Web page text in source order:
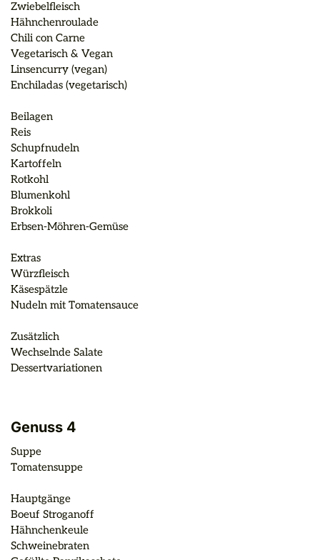
Zwiebelfleisch
Hähnchenroulade
Chili con Carne
Vegetarisch & Vegan
Linsencurry (vegan)
Enchiladas (vegetarisch)
Beilagen
Reis
Schupfnudeln
Kartoffeln
Rotkohl
Blumenkohl
Brokkoli
Erbsen-Möhren-Gemüse
Extras
Würzfleisch
Käsespätzle
Nudeln mit Tomatensauce
Zusätzlich
Wechselnde Salate
Dessertvariationen
Genuss 4
Suppe
Tomatensuppe
Hauptgänge
Boeuf Stroganoff
Hähnchenkeule
Schweinebraten